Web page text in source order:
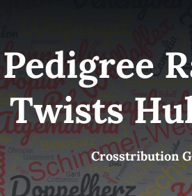
Brands
B2B-Shop
Kontakt
Pedigree
Twists
Crosstribution